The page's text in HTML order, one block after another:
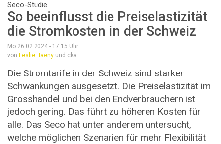
Seco-Studie
So beeinflusst die Preiselastizität
die Stromkosten in der Schweiz
Mo 26.02.2024 - 17:15 Uhr
von Leslie Haeny und cka
Die Stromtarife in der Schweiz sind starken
Schwankungen ausgesetzt. Die Preiselastizität im
Grosshandel und bei den Endverbrauchern ist
jedoch gering. Das führt zu höheren Kosten für
alle. Das Seco hat unter anderem untersucht,
welche möglichen Szenarien für mehr Flexibilität